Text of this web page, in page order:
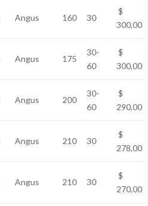
Angus 160 30
$
300,00
Angus 175
30-
60
$
300,00
Angus 200
30-
60
$
290,00
Angus 210 30
$
278,00
Angus 210 30
$
270,00